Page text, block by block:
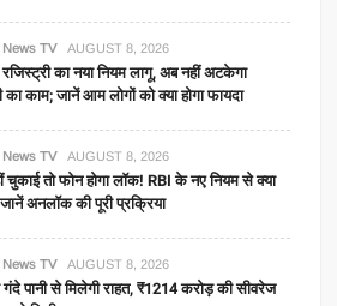
News TV AUGUST 8, 2026
का नया नियम लागू, अब नहीं अटकेगा
का काम; जानें आम लोगों को क्या होगा फायदा
News TV AUGUST 8, 2026
चुकाई तो फोन होगा लॉक! RBI के नए नियम से क्या
अनलॉक की पूरी प्रक्रिया
News TV AUGUST 8, 2026
गंदे पानी से मिलेगी राहत, ₹1214 करोड़ की सीवरेज